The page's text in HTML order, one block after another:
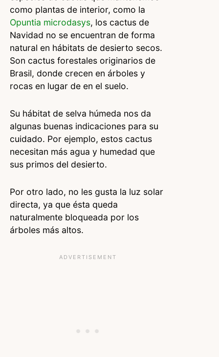
como plantas de interior, como la
Opuntia microdasys, los cactus de
Navidad no se encuentran de forma
natural en hábitats de desierto secos.
Son cactus forestales originarios de
Brasil, donde crecen en árboles y
rocas en lugar de en el suelo.
Su hábitat de selva húmeda nos da
algunas buenas indicaciones para su
cuidado. Por ejemplo, estos cactus
necesitan más agua y humedad que
sus primos del desierto.
Por otro lado, no les gusta la luz solar
directa, ya que ésta queda
naturalmente bloqueada por los
árboles más altos.